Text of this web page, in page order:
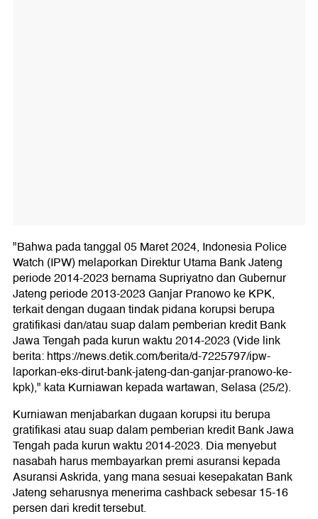
"Bahwa pada tanggal 05 Maret 2024, Indonesia Police
Watch (IPW) melaporkan Direktur Utama Bank Jateng
periode 2014-2023 bernama Supriyatno dan Gubernur
Jateng periode 2013-2023 Ganjar Pranowo ke KPK,
terkait dengan dugaan tindak pidana korupsi berupa
gratifikasi dan/atau suap dalam pemberian kredit Bank
Jawa Tengah pada kurun waktu 2014-2023 (Vide link
berita: https://news.detik.com/berita/d-7225797/ipw-
laporkan-eks-dirut-bank-jateng-dan-ganjar-pranowo-ke-
kpk)," kata Kurniawan kepada wartawan, Selasa (25/2).
Kurniawan menjabarkan dugaan korupsi itu berupa
gratifikasi atau suap dalam pemberian kredit Bank Jawa
Tengah pada kurun waktu 2014-2023. Dia menyebut
nasabah harus membayarkan premi asuransi kepada
Asuransi Askrida, yang mana sesuai kesepakatan Bank
Jateng seharusnya menerima cashback sebesar 15-16
persen dari kredit tersebut.